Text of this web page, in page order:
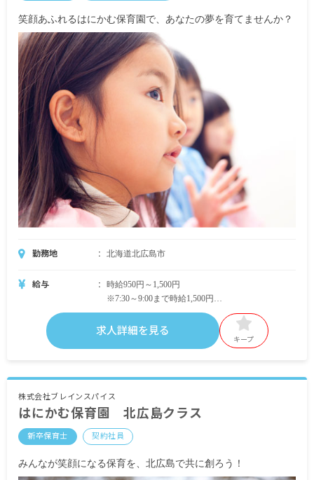
笑顔あふれるはにかむ保育園で、あなたの夢を育てませんか？
勤務地 北海道北広島市
給与
時給950円～1,500円
※7:30～9:00まで時給1,500円
・別途支給手当
昇給年1回（4月）昨年実績：約3～5％※実績によ
る
賞与年1回（4月）※能力・実績による
※試用期間3カ月／同条件
求人詳細を見る
キープ
株式会社ブレインスパイス
はにかむ保育園 北広島クラス
新卒保育士 契約社員
みんなが笑顔になる保育を、北広島で共に創ろう！